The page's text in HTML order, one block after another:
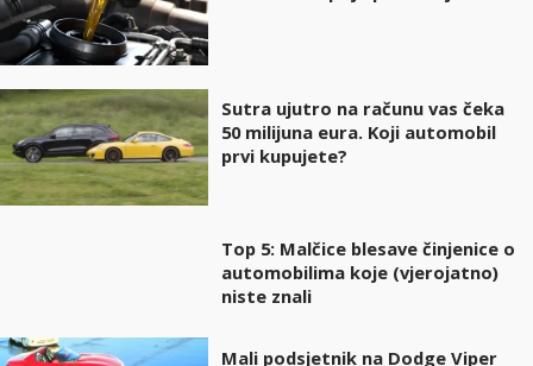
Sutra ujutro na računu vas čeka
50 milijuna eura. Koji automobil
prvi kupujete?
Top 5: Malčice blesave činjenice o
automobilima koje (vjerojatno)
niste znali
Mali podsjetnik na Dodge Viper